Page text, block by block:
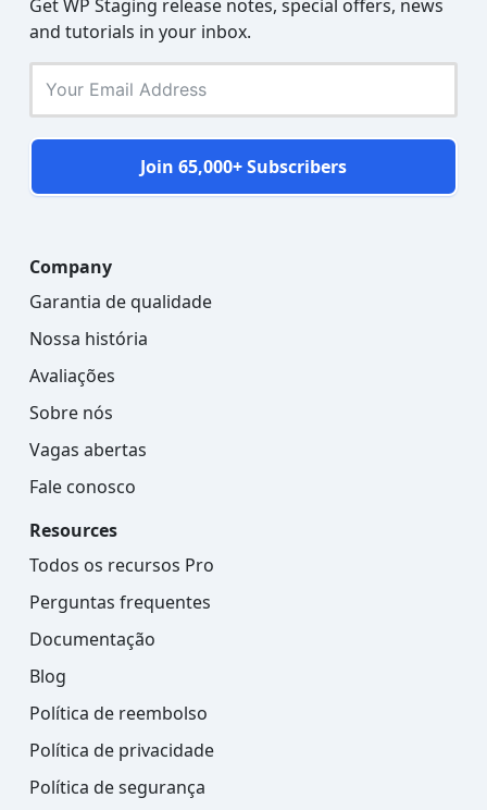
Get WP Staging release notes, special offers, news
and tutorials in your inbox.
Join 65,000+ Subscribers
Company
Garantia de qualidade
Nossa história
Avaliações
Sobre nós
Vagas abertas
Fale conosco
Resources
Todos os recursos Pro
Perguntas frequentes
Documentação
Blog
Política de reembolso
Política de privacidade
Política de segurança